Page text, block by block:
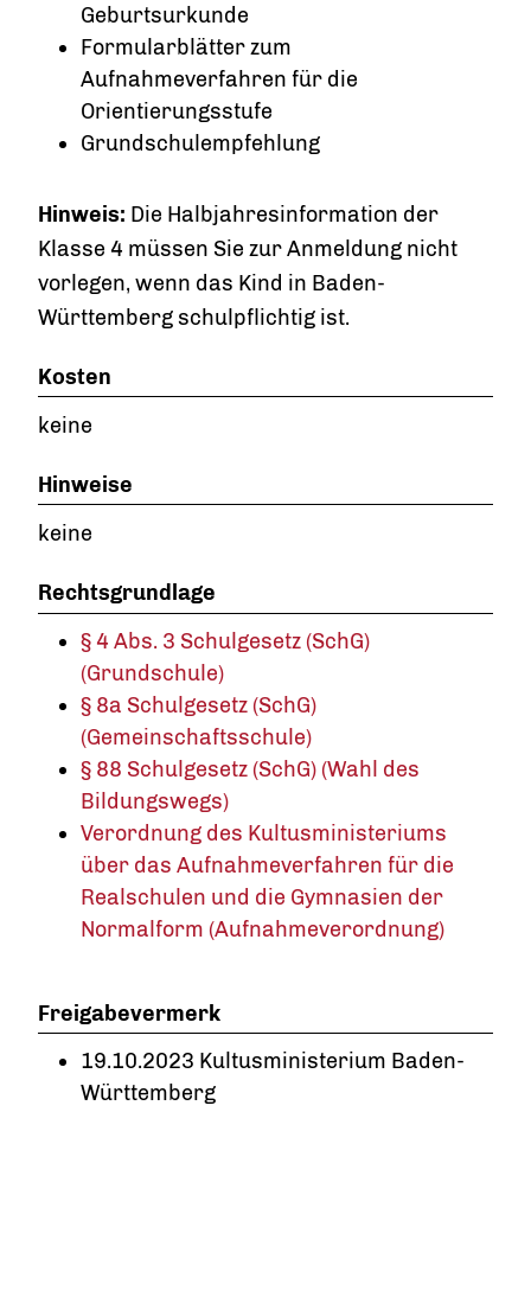
Geburtsurkunde
Formularblätter zum
Aufnahmeverfahren für die
Orientierungsstufe
Grundschulempfehlung
Hinweis: Die Halbjahresinformation der
Klasse 4 müssen Sie zur Anmeldung nicht
vorlegen, wenn das Kind in Baden-
Württemberg schulpflichtig ist.
Kosten
keine
Hinweise
keine
Rechtsgrundlage
§ 4 Abs. 3 Schulgesetz (SchG)
(Grundschule)
§ 8a Schulgesetz (SchG)
(Gemeinschaftsschule)
§ 88 Schulgesetz (SchG) (Wahl des
Bildungswegs)
Verordnung des Kultusministeriums
über das Aufnahmeverfahren für die
Realschulen und die Gymnasien der
Normalform (Aufnahmeverordnung)
Freigabevermerk
19.10.2023 Kultusministerium Baden-
Württemberg